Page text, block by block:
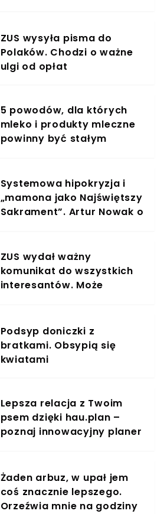
ZUS wysyła pisma do
Polaków. Chodzi o ważne
ulgi od opłat
5 powodów, dla których
mleko i produkty mleczne
powinny być stałym
Systemowa hipokryzja i
„mamona jako Najświętszy
Sakrament”. Artur Nowak o
ZUS wydał ważny
komunikat do wszystkich
interesantów. Może
Podsyp doniczki z
bratkami. Obsypią się
kwiatami
Lepsza relacja z Twoim
psem dzięki hau.plan –
poznaj innowacyjny planer
Żaden arbuz, w upał jem
coś znacznie lepszego.
Orzeźwia mnie na godziny